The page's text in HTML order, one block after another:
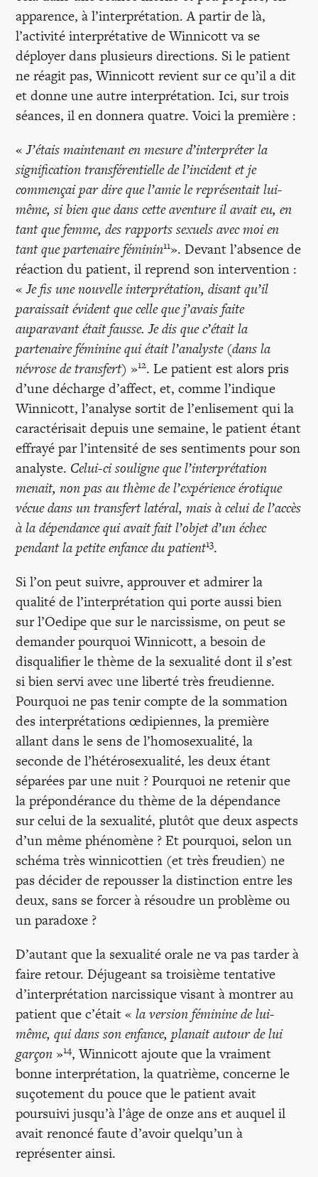
apparence, à l’interprétation. A partir de là,
l’activité interprétative de Winnicott va se
déployer dans plusieurs directions. Si le patient
ne réagit pas, Winnicott revient sur ce qu’il a dit
et donne une autre interprétation. Ici, sur trois
séances, il en donnera quatre. Voici la première :
«J’étais maintenant en mesure d’interpréter la
signification transférentielle de l’incident et je
commençai par dire que l’amie le représentait lui-
même, si bien que dans cette aventure il avait eu, en
tant que femme, des rapports sexuels avec moi en
tant que partenaire féminin11». Devant l’absence de
réaction du patient, il reprend son intervention :
«Je fis une nouvelle interprétation, disant qu’il
paraissait évident que celle que j’avais faite
auparavant était fausse. Je dis que c’était la
partenaire féminine qui était l’analyste (dans la
névrose de transfert) »12. Le patient est alors pris
d’une décharge d’affect, et, comme l’indique
Winnicott, l’analyse sortit de l’enlisement qui la
caractérisait depuis une semaine, le patient étant
effrayé par l’intensité de ses sentiments pour son
analyste. Celui-ci souligne que l’interprétation
menait, non pas au thème de l’expérience érotique
vécue dans un transfert latéral, mais à celui de l’accès
à la dépendance qui avait fait l’objet d’un échec
pendant la petite enfance du patient13.
Si l’on peut suivre, approuver et admirer la
qualité de l’interprétation qui porte aussi bien
sur l’Oedipe que sur le narcissisme, on peut se
demander pourquoi Winnicott, a besoin de
disqualifier le thème de la sexualité dont il s’est
si bien servi avec une liberté très freudienne.
Pourquoi ne pas tenir compte de la sommation
des interprétations œdipiennes, la première
allant dans le sens de l’homosexualité, la
seconde de l’hétérosexualité, les deux étant
séparées par une nuit ? Pourquoi ne retenir que
la prépondérance du thème de la dépendance
sur celui de la sexualité, plutôt que deux aspects
d’un même phénomène ? Et pourquoi, selon un
schéma très winnicottien (et très freudien) ne
pas décider de repousser la distinction entre les
deux, sans se forcer à résoudre un problème ou
un paradoxe ?
D’autant que la sexualité orale ne va pas tarder à
faire retour. Déjugeant sa troisième tentative
d’interprétation narcissique visant à montrer au
patient que c’était «la version féminine de lui-
même, qui dans son enfance, planait autour de lui
garçon »14, Winnicott ajoute que la vraiment
bonne interprétation, la quatrième, concerne le
suçotement du pouce que le patient avait
poursuivi jusqu’à l’âge de onze ans et auquel il
avait renoncé faute d’avoir quelqu’un à
représenter ainsi.